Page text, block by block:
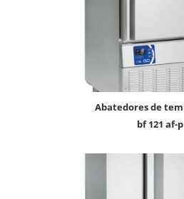
abatedores de temperatura
bf 121 af-p